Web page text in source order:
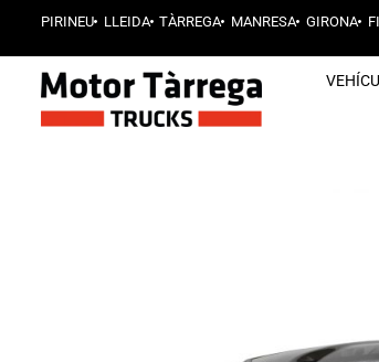
PIRINEU LLEIDA TÀRREGA MANRESA GIRONA